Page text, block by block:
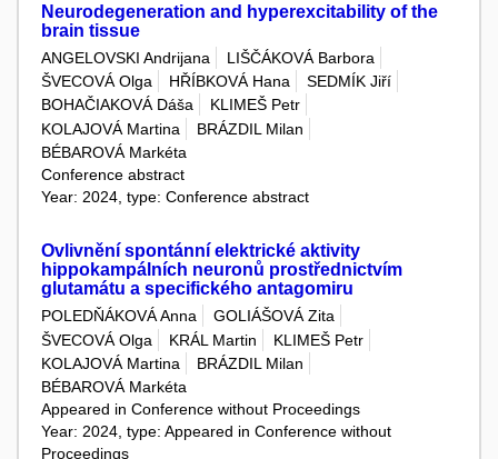
Neurodegeneration and hyperexcitability of the
brain tissue
ANGELOVSKI Andrijana
LIŠČÁKOVÁ Barbora
ŠVECOVÁ Olga
HŘÍBKOVÁ Hana
SEDMÍK Jiří
BOHAČIAKOVÁ Dáša
KLIMEŠ Petr
KOLAJOVÁ Martina
BRÁZDIL Milan
BÉBAROVÁ Markéta
Conference abstract
Year: 2024, type: Conference abstract
Ovlivnění spontánní elektrické aktivity
hippokampálních neuronů prostřednictvím
glutamátu a specifického antagomiru
POLEDŇÁKOVÁ Anna
GOLIÁŠOVÁ Zita
ŠVECOVÁ Olga
KRÁL Martin
KLIMEŠ Petr
KOLAJOVÁ Martina
BRÁZDIL Milan
BÉBAROVÁ Markéta
Appeared in Conference without Proceedings
Year: 2024, type: Appeared in Conference without
Proceedings